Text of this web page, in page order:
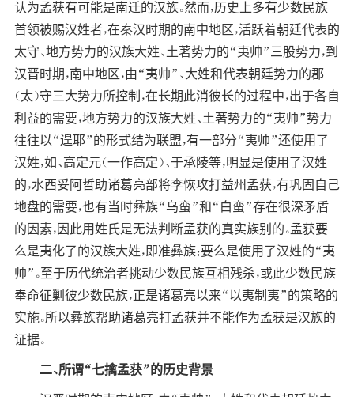
认为孟获有可能是南迁的汉族。然而，历史上多有少数民族
首领被赐汉姓者，在秦汉时期的南中地区，活跃着朝廷代表的
太守、地方势力的汉族大姓、土著势力的“夷帅”三股势力，到
汉晋时期，南中地区，由“夷帅”、大姓和代表朝廷势力的郡
（太）守三大势力所控制，在长期此消彼长的过程中，出于各自
利益的需要，地方势力的汉族大姓、土著势力的“夷帅”势力
往往以“遑耶”的形式结为联盟，有一部分“夷帅”还使用了
汉姓，如、高定元（一作高定）、于承陵等，明显是使用了汉姓
的，水西妥阿哲助诸葛亮部将李恢攻打益州孟获，有巩固自己
地盘的需要，也有当时彝族“乌蛮”和“白蛮”存在很深矛盾
的因素，因此用姓氏是无法判断孟获的真实族别的。孟获要
么是夷化了的汉族大姓，即准彝族；要么是使用了汉姓的“夷
帅”。至于历代统治者挑动少数民族互相残杀，或此少数民族
奉命征剿彼少数民族，正是诸葛亮以来“以夷制夷”的策略的
实施。所以彝族帮助诸葛亮打孟获并不能作为孟获是汉族的
证据。
二、所谓“七擒孟获”的历史背景